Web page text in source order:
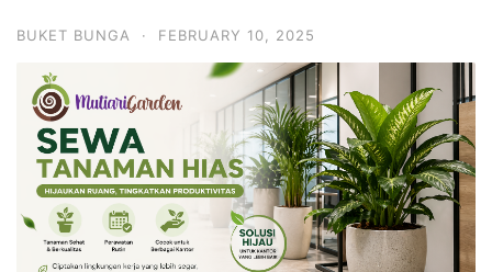
BUKET BUNGA · FEBRUARY 10, 2025